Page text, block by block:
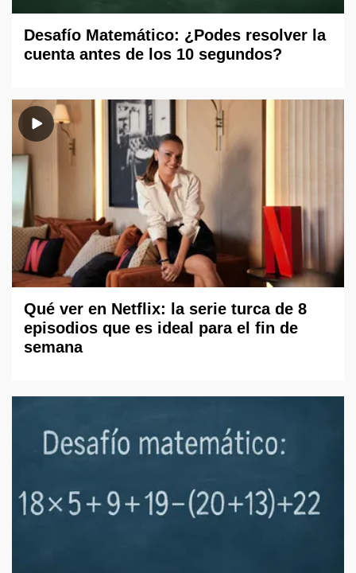
Desafío Matemático: ¿Podes resolver la
cuenta antes de los 10 segundos?
Qué ver en Netflix: la serie turca de 8
episodios que es ideal para el fin de
semana